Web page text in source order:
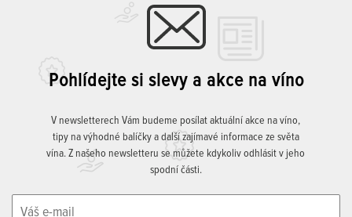
Pohlídejte si slevy a akce na víno
V newsletterech Vám budeme posílat aktuální akce na víno,
tipy na výhodné balíčky a další zajímavé informace ze světa
vína. Z našeho newsletteru se můžete kdykoliv odhlásit v jeho
spodní části.